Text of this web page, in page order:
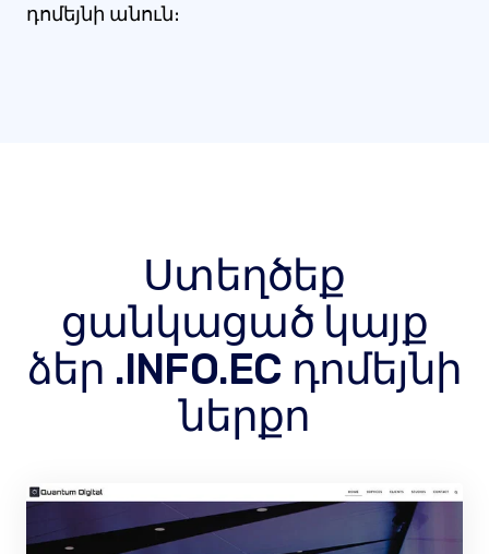
դոմեյնի անուն։
Ստեղծեք
ցանկացած կայք
ձեր .INFO.EC դոմեյնի
ներքո